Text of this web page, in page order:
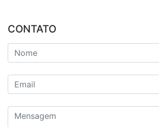
CONTATO